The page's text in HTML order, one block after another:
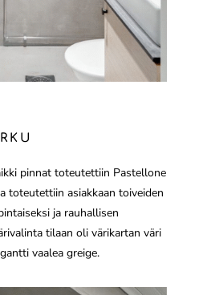
pinnat toteutettiin Pastellone
toteutettiin asiakkaan toiveiden
ja rauhallisen
tilaan oli värikartan väri
vaalea greige.